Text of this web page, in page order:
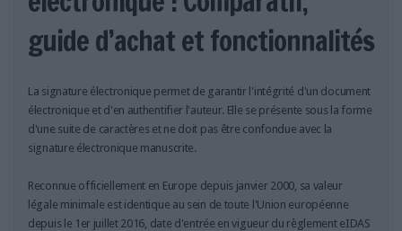
LES NEWSLETTERS
LE MAGAZINE
LES BASES DE DONNÉES
L'ESPACE EMPLOI
L'AGENDA
LES LIVRES BLANCS
LES SUPPLÉMENTS
guide d’achat et fonctionnalités
La signature électronique permet de garantir l'intégrité d'un document
électronique et d'en authentifier l'auteur. Elle se présente sous la forme
d'une suite de caractères et ne doit pas être confondue avec la
signature électronique manuscrite.
Reconnue officiellement en Europe depuis janvier 2000, sa valeur
légale minimale est identique au sein de toute l'Union européenne
depuis le 1er juillet 2016, date d'entrée en vigueur du règlement eIDAS